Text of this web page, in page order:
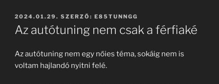
BEKÜLDVE:
2024.01.29. SZERZŐ: E85TUNNGG
Az autótuning nem csak a férfiaké
Az autótuning nem egy nőies téma, sokáig nem is
voltam hajlandó nyitni felé.